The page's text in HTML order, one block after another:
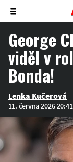
Zobrazit/skrýt
menu
George
viděl v
Bonda!
Lenka Kučerová
11. června 2026 20:41